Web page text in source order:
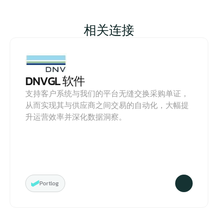
相关连接
DNVGL 软件
支持客户系统与我们的平台无缝交换采购单证，
从而实现其与供应商之间交易的自动化，大幅提
升运营效率并深化数据洞察。
Portlog